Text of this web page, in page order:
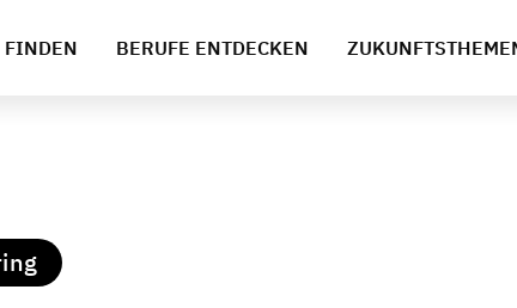
FINDEN BERUFE ENTDECKEN